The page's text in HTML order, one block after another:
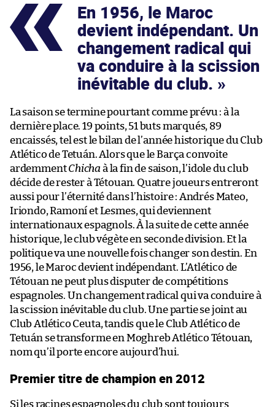
En 1956, le Maroc
devient indépendant. Un
changement radical qui
va conduire à la scission
inévitable du club.
La saison se termine pourtant comme prévu : à la
dernière place. 19 points, 51 buts marqués, 89
encaissés, tel est le bilan de l’année historique du Club
Atlético de Tetuán. Alors que le Barça convoite
ardemmentChicha à la fin de saison, l’idole du club
décide de rester à Tétouan. Quatre joueurs entreront
aussi pour l’éternité dans l’histoire : Andrés Mateo,
Iriondo, Ramoní et Lesmes, qui deviennent
internationaux espagnols. À la suite de cette année
historique, le club végète en seconde division. Et la
politique va une nouvelle fois changer son destin. En
1956, le Maroc devient indépendant. L’Atlético de
Tétouan ne peut plus disputer de compétitions
espagnoles. Un changement radical qui va conduire à
la scission inévitable du club. Une partie se joint au
Club Atlético Ceuta, tandis que le Club Atlético de
Tetuán se transforme en Moghreb Atlético Tétouan,
nom qu’il porte encore aujourd’hui.
Premier titre de champion en 2012
Si les racines espagnoles du club sont toujours